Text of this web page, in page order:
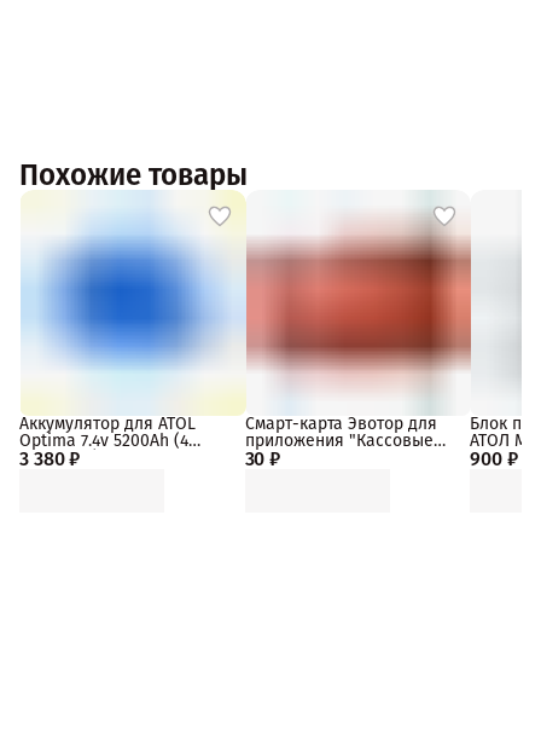
Похожие товары
3 380 ₽
Аккумулятор для ATOL
Optima 7.4v 5200Ah (4
элемента)
30 ₽
Смарт-карта Эвотор для
приложения "Кассовые
сервисы"
900 ₽
Блок
АТОЛ